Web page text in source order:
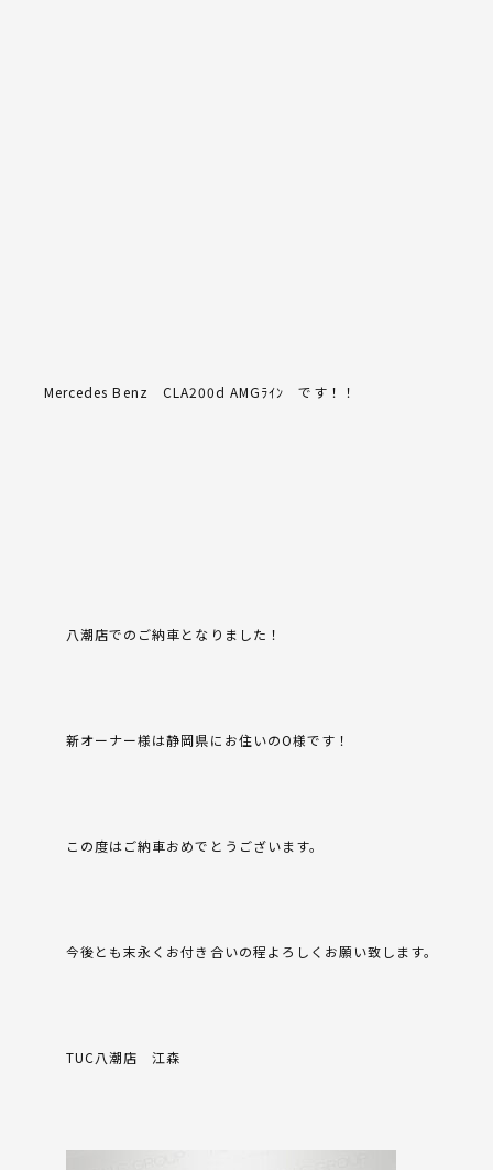
Mercedes Benz CLA200d AMGﾗｲﾝ です！！
八潮店でのご納車となりました！
新オーナー様は静岡県にお住いのO様です！
この度はご納車おめでとうございます。
今後とも末永くお付き合いの程よろしくお願い致します。
TUC八潮店 江森